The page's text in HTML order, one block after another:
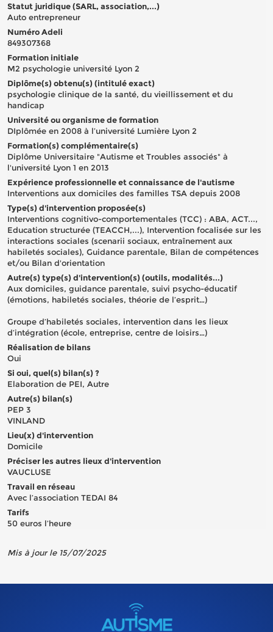
Statut juridique (SARL, association,...)
Auto entrepreneur
Numéro Adeli
849307368
Formation initiale
M2 psychologie université Lyon 2
Diplôme(s) obtenu(s) (intitulé exact)
psychologie clinique de la santé, du vieillissement et du
handicap
Université ou organisme de formation
DIplômée en 2008 à l’université Lumière Lyon 2
Formation(s) complémentaire(s)
Diplôme Universitaire "Autisme et Troubles associés" à
l'université Lyon 1 en 2013
Expérience professionnelle et connaissance de l'autisme
Interventions aux domiciles des familles TSA depuis 2008
Type(s) d'intervention proposée(s)
Interventions cognitivo-comportementales (TCC) : ABA, ACT...,
Education structurée (TEACCH,...), Intervention focalisée sur les
interactions sociales (scenarii sociaux, entraînement aux
habiletés sociales), Guidance parentale, Bilan de compétences
et/ou Bilan d'orientation
Autre(s) type(s) d'intervention(s) (outils, modalités...)
Aux domiciles, guidance parentale, suivi psycho-éducatif
(émotions, habiletés sociales, théorie de l’esprit…)
Groupe d’habiletés sociales, intervention dans les lieux
d’intégration (école, entreprise, centre de loisirs…)
Réalisation de bilans
Oui
Si oui, quel(s) bilan(s) ?
Elaboration de PEI, Autre
Autre(s) bilan(s)
PEP 3
VINLAND
Lieu(x) d'intervention
Domicile
Préciser les autres lieux d'intervention
VAUCLUSE
Travail en réseau
Avec l’association TEDAI 84
Tarifs
50 euros l’heure
Mis à jour le 15/07/2025